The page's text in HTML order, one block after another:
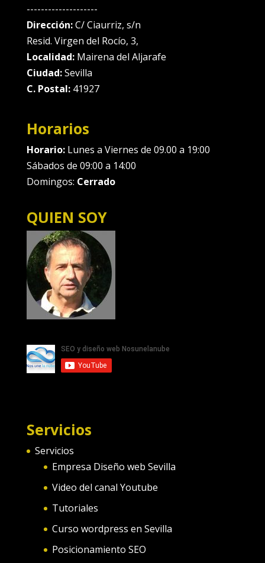
--------------------
Dirección:C/ Ciaurriz, s/n
Resid. Virgen del Rocío, 3,
Localidad:Mairena del Aljarafe
Ciudad:Sevilla
C. Postal:41927
Horarios
Horario:Lunes a Viernes de 09.00 a 19:00
Sábados de 09:00 a 14:00
Domingos: Cerrado
QUIEN SOY
Servicios
Servicios
Empresa Diseño web Sevilla
Video del canal Youtube
Tutoriales
Curso wordpress en Sevilla
Posicionamiento SEO